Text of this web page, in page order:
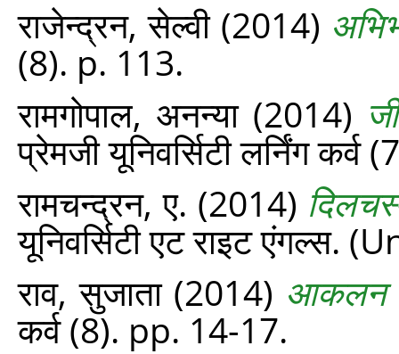
राजेन्द्रन, सेल्वी(2014)
(8). p. 113.
रामगोपाल, अनन्या(2014)
प्रेमजी यूनिवर्सिटी लर्निंग
रामचन्द्रन, ए. (2014)
यूनिवर्सिटी एट राइट एंगल्‍स.
राव, सुजाता(2014) आकलन
कर्व (8). pp. 14-17.